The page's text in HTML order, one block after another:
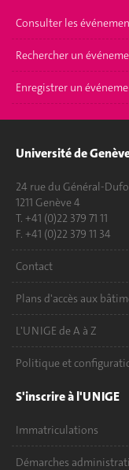
Consulter les
Rechercher un
Enregistrer un
Université de
24 rue du Général-
1211 Genève 4
T. +41 (0)22 379 71 11
F. +41 (0)22 379 11 34
Contact
Plans d'accès aux
L'UNIGE de A à Z
Politique et
S'inscrire à l'UNIGE
Immatriculations
Démarches